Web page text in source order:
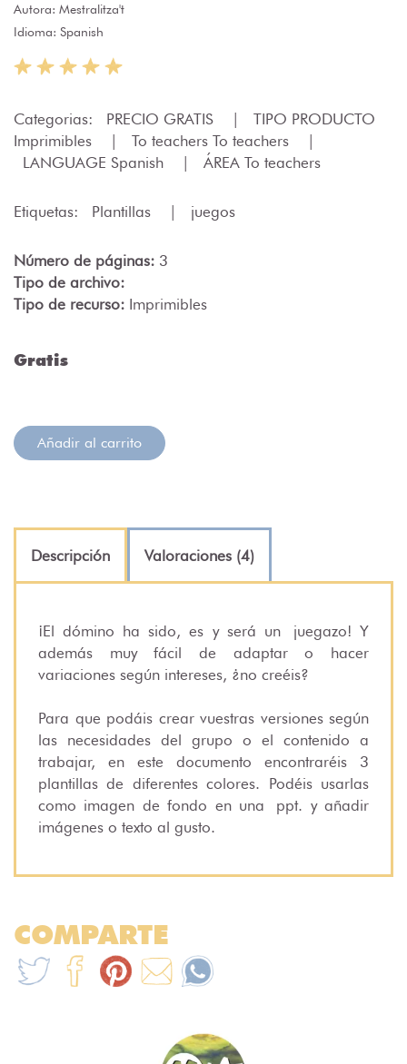
Autora: Mestralitza't
Idioma: Spanish
Categorias: PRECIO GRATIS |
TIPO PRODUCTO
Imprimibles
| To teachers To teachers
|
LANGUAGE Spanish
| ÁREA To teachers
Etiquetas: Plantillas | juegos
Número de páginas: 3
Tipo de archivo:
Tipo de recurso: Imprimibles
Gratis
Añadir al carrito
Descripción Valoraciones (4)
¡El dómino ha sido, es y será un juegazo! Y
además muy fácil de adaptar o hacer
variaciones según intereses, ¿no creéis?
Para que podáis crear vuestras versiones según
las necesidades del grupo o el contenido a
trabajar, en este documento encontraréis 3
plantillas de diferentes colores. Podéis usarlas
como imagen de fondo en una ppt. y añadir
imágenes o texto al gusto.
COMPARTE